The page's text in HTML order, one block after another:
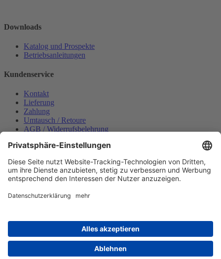
Downloads
Katalog und Prospekte
Betriebsanleitungen
Kundenservice
Kontakt
Lieferung
Zahlung
Umtausch / Retoure
AGB / Widerrufsbelehrung
Datenschutzerklärung
Bestellung widerrufen
Mein konto
Zahlungsmöglichkeiten